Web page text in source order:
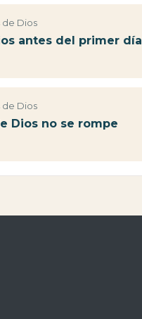
de Dios
antes del primer día
de Dios
Dios no se rompe